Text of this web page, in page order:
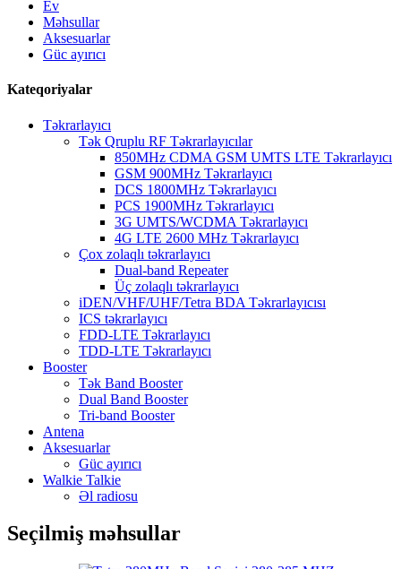
Ev
Məhsullar
Aksesuarlar
Güc ayırıcı
Kateqoriyalar
Təkrarlayıcı
Tək Qruplu RF Təkrarlayıcılar
850MHz CDMA GSM UMTS LTE Təkrarlayıcı
GSM 900MHz Təkrarlayıcı
DCS 1800MHz Təkrarlayıcı
PCS 1900MHz Təkrarlayıcı
3G UMTS/WCDMA Təkrarlayıcı
4G LTE 2600 MHz Təkrarlayıcı
Çox zolaqlı təkrarlayıcı
Dual-band Repeater
Üç zolaqlı təkrarlayıcı
iDEN/VHF/UHF/Tetra BDA Təkrarlayıcısı
ICS təkrarlayıcı
FDD-LTE Təkrarlayıcı
TDD-LTE Təkrarlayıcı
Booster
Tək Band Booster
Dual Band Booster
Tri-band Booster
Antena
Aksesuarlar
Güc ayırıcı
Walkie Talkie
Əl radiosu
Seçilmiş məhsullar